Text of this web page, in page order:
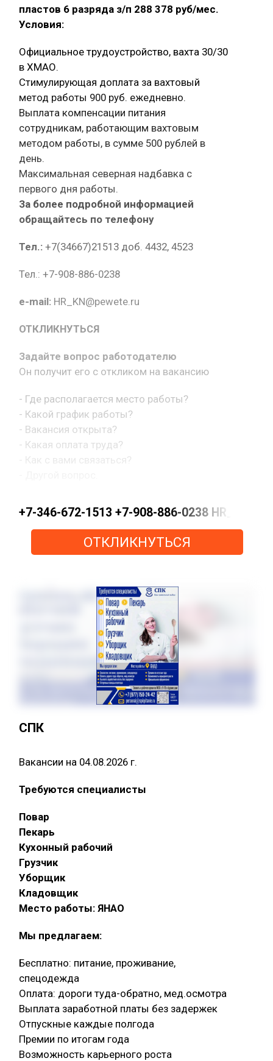
пластов 6 разряда з/п 288 378 руб/мес.
Условия:
Официальное трудоустройство, вахта 30/30
в ХМАО.
Стимулирующая доплата за вахтовый
метод работы 900 руб. ежедневно.
Выплата компенсации питания
сотрудникам, работающим вахтовым
методом работы, в сумме 500 рублей в
день.
Максимальная северная надбавка с
первого дня работы.
За более подробной информацией
обращайтесь по телефону
Тел.: +7(34667)21513 доб. 4432, 4523
Тел.: +7-908-886-0238
e-mail: HR_KN@pewete.ru
ОТКЛИКНУТЬСЯ
Задайте вопрос работодателю
Он получит его с откликом на вакансию
- Где располагается место работы?
- Какой график работы?
- Вакансия открыта?
- Какая оплата труда?
+7-346-672-1513 +7-908-886-0238
ОТКЛИКНУТЬСЯ
СПК
Вакансии на 04.08.2026 г.
Требуются специалисты
Повар
Пекарь
Кухонный рабочий
Грузчик
Уборщик
Кладовщик
Место работы: ЯНАО
Мы предлагаем:
Бесплатно: питание, проживание,
спецодежда
Оплата: дороги туда-обратно, мед.осмотра
Выплата заработной платы без задержек
Отпускные каждые полгода
Премии по итогам года
Возможность карьерного роста